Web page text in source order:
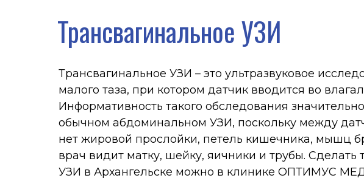
Трансвагинальное УЗИ – это ультразвуковое исследование
Информативность такого обследования значительно
обычном абдоминальном УЗИ, поскольку между датчиком и
нет жировой прослойки, петель кишечника, мышц
врач видит матку, шейку, яичники и трубы. Сделать
УЗИ в Архангельске можно в клинике ОПТИМУС МЕДИКУС.
Трансвагинальное УЗИ